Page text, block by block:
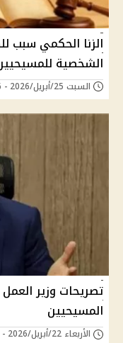
الزنا الحكمي سبب
الشخصية
السبت 25/أبريل/2026 - 06:56 م
تصريحات وزير
المسيحيين
الأربعاء 22/أبريل/2026 - 08:38 م